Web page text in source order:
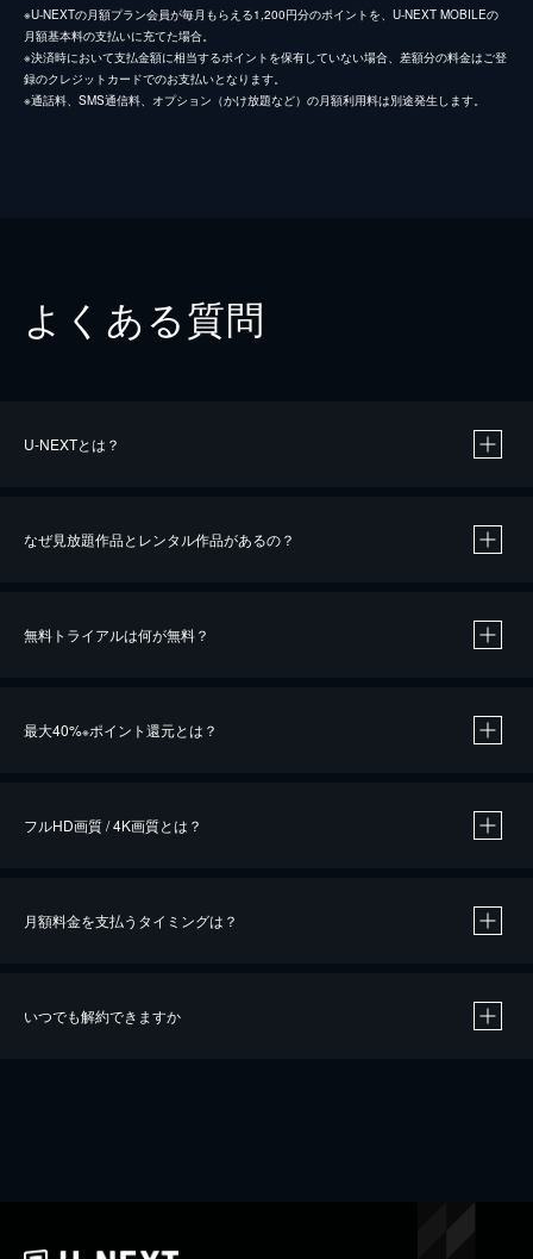
※U-NEXTの月額プラン会員が毎月もらえる1,200円分のポイントを、U-NEXT MOBILEの
月額基本料の支払いに充てた場合。
※決済時において支払金額に相当するポイントを保有していない場合、差額分の料金はご登
録のクレジットカードでのお支払いとなります。
※通話料、SMS通信料、オプション（かけ放題など）の月額利用料は別途発生します。
よくある質問
U-NEXTとは？
なぜ見放題作品とレンタル作品があるの？
無料トライアルは何が無料？
最大40%※ポイント還元とは？
※40％ポイント還元の対象は、クレジットカード決済による作品の購入 / レンタルです。
iOSアプリのUコイン決済による作品の購入 / レンタルは、20％のポイント還元です。
フルHD画質 / 4K画質とは？
月額料金を支払うタイミングは？
いつでも解約できますか